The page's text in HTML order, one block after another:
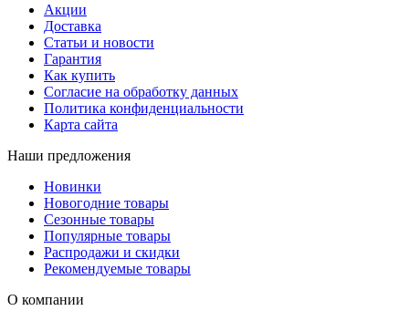
Акции
Доставка
Статьи и новости
Гарантия
Как купить
Согласие на обработку данных
Политика конфиденциальности
Карта сайта
Наши предложения
Новинки
Новогодние товары
Сезонные товары
Популярные товары
Распродажи и скидки
Рекомендуемые товары
О компании